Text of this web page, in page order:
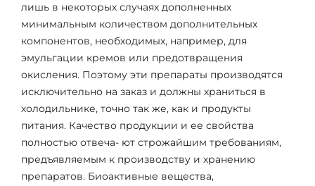
лишь в некоторых случаях дополненных
минимальным количеством дополнительных
компонентов, необходимых, например, для
эмульгации кремов или предотвращения
окисления. Поэтому эти препараты производятся
исключительно на заказ и должны храниться в
холодильнике, точно так же, как и продукты
питания. Качество продукции и ее свойства
полностью отвеча- ют строжайшим требованиям,
предъявляемым к производству и хранению
препаратов. Биоактивные вещества,